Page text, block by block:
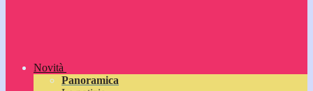
Novità
Panoramica